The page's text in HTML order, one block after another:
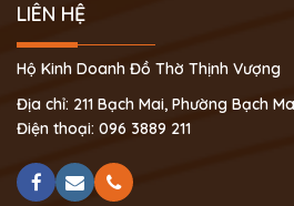
LIÊN HỆ
Hộ Kinh Doanh Đồ Thờ Thịnh Vượng
Địa chỉ: 211 Bạch Mai, Phường Bạch
Điện thoại: 096 3889 211